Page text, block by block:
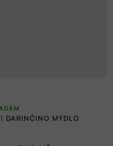
DARINČINO MÝDLO